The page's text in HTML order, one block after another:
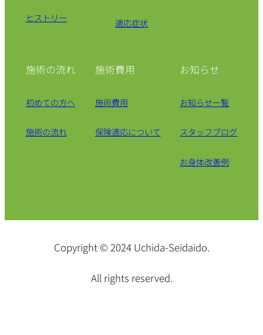
ヒストリー 適応症状
施術の流れ
初めての方へ
施術の流れ
施術費用
施術費用
保険適応について
お知らせ
お知らせ一覧
スタッフブログ
お身体改善例
Copyright © 2024 Uchida-Seidaido.
All rights reserved.